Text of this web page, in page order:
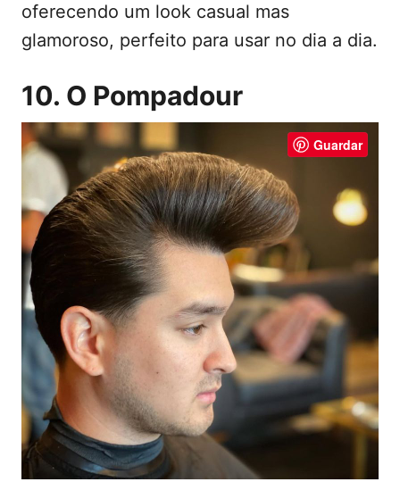
oferecendo um look casual mas
glamoroso, perfeito para usar no dia a dia.
10. O Pompadour
Guardar